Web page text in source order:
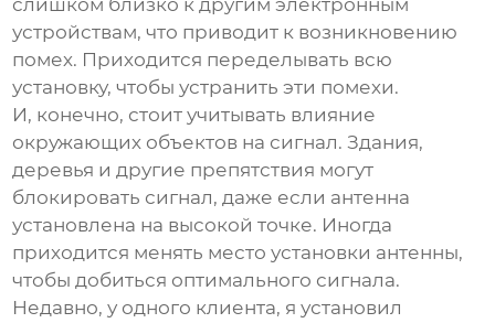
слишком близко к другим электронным
устройствам, что приводит к возникновению
помех. Приходится переделывать всю
установку, чтобы устранить эти помехи.
И, конечно, стоит учитывать влияние
окружающих объектов на сигнал. Здания,
деревья и другие препятствия могут
блокировать сигнал, даже если антенна
установлена на высокой точке. Иногда
приходится менять место установки антенны,
чтобы добиться оптимального сигнала.
Недавно, у одного клиента, я установил